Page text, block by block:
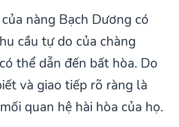
nàng Bạch Dương có
cầu tự do của chàng
thể dẫn đến bất hòa. Do
và giao tiếp rõ ràng là
quan hệ hài hòa của họ.